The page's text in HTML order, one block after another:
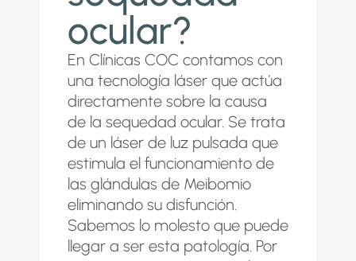
ocular?
En Clínicas COC contamos con
una tecnología láser que actúa
directamente sobre la causa
de la sequedad ocular. Se trata
de un láser de luz pulsada que
estimula el funcionamiento de
las glándulas de Meibomio
eliminando su disfunción.
Sabemos lo molesto que puede
llegar a ser esta patología. Por